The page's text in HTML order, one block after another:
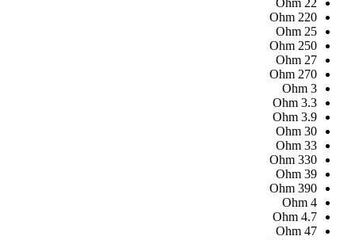
220
Ohm
25
Ohm
250
Ohm
27
Ohm
270
Ohm
3
Ohm
3.3
Ohm
3.9
Ohm
30
Ohm
33
Ohm
330
Ohm
39
Ohm
390
Ohm
4
Ohm
4.7
Ohm
47
Ohm